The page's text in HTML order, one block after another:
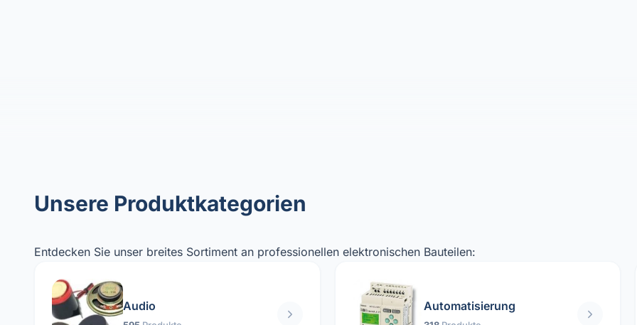
Unsere Produktkategorien
Entdecken Sie unser breites Sortiment an professionellen elektronischen Bauteilen:
Audio Automatisierung